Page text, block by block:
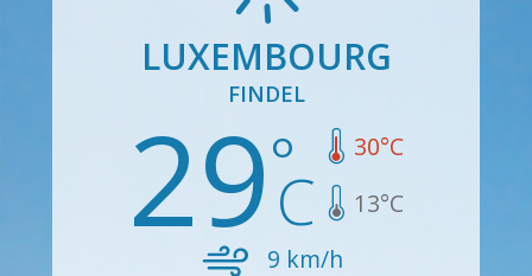
LUXEMBOURG
FINDEL
29 30°C
13°C
9 km/h